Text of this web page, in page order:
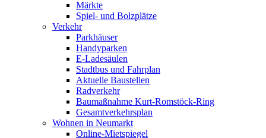
Märkte
Spiel- und Bolzplätze
Verkehr
Parkhäuser
Handyparken
E-Ladesäulen
Stadtbus und Fahrplan
Aktuelle Baustellen
Radverkehr
Baumaßnahme Kurt-Romstöck-Ring
Gesamtverkehrsplan
Wohnen in Neumarkt
Online-Mietspiegel